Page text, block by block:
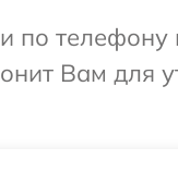
по телефону
Вам для